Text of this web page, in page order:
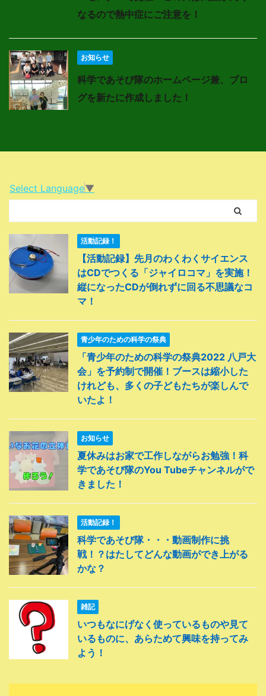
なるので熱中症にご注意を！
お知らせ
科学であそび隊のホームページ兼、ブロ
グを新たに作成しました！
Select Language▼
活動記録！
【活動記録】先月のわくわくサイエンス
はCDでつくる「ジャイロコマ」を実施！
縦になったCDが倒れずに回る不思議なコ
マ！
青少年のための科学の祭典
「青少年のための科学の祭典2022 八戸大
会」を予約制で開催！ブースは縮小した
けれども、多くの子どもたちが楽しんで
いたよ！
お知らせ
夏休みはお家で工作しながらお勉強！科
学であそび隊のYou Tubeチャンネルがで
きました！
活動記録！
科学であそび隊・・・動画制作に挑
戦！？はたしてどんな動画ができ上がる
かな？
雑記
いつもなにげなく使っているものや見て
いるものに、あらためて興味を持ってみ
よう！